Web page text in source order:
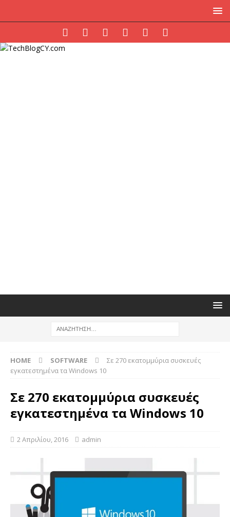
HOME SOFTWARE
Σε 270 εκατομμύρια συσκευές
εγκατεστημένα τα Windows 10
Σε 270 εκατομμύρια συσκευές
εγκατεστημένα τα Windows 10
2 Απριλίου, 2016 admin